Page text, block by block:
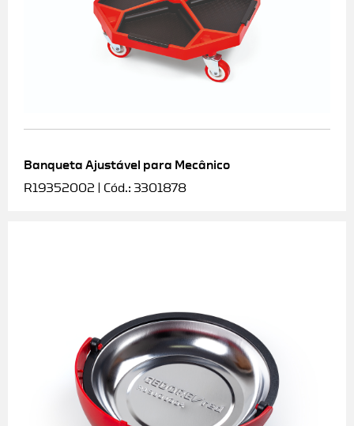
Banqueta Ajustável para Mecânico
R19352002 | Cód.: 3301878